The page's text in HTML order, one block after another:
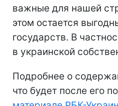
важные для нашей
этом остается
государств. В
в украинской
Подробнее о
что будет после его